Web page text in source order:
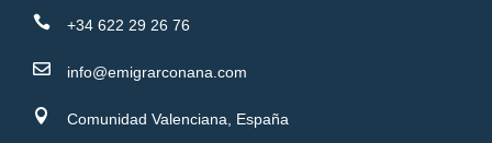
 +34 622 29 26 76
 info@emigrarconana.com
 Comunidad Valenciana, España